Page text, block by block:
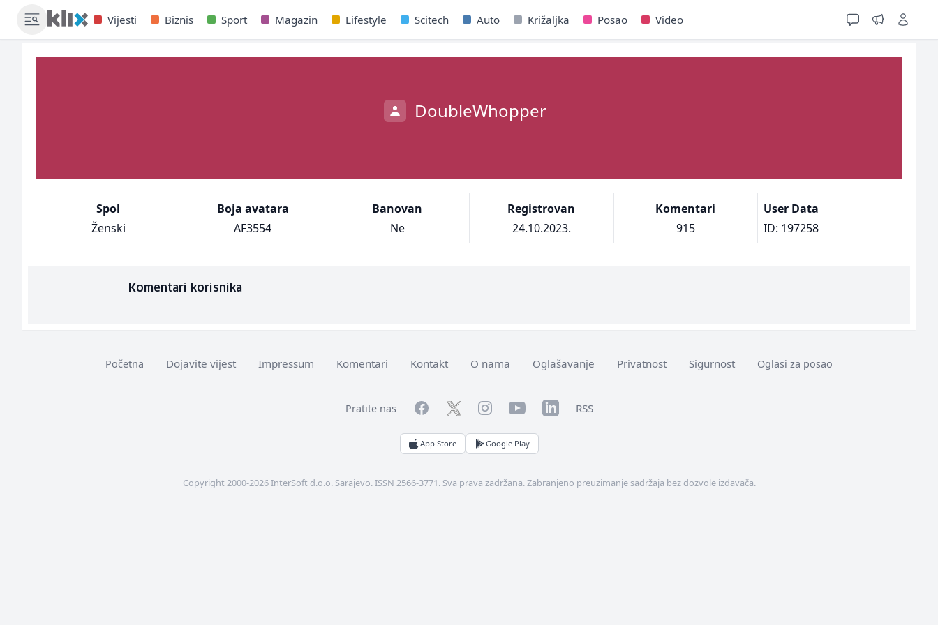
Vijesti Biznis Sport Magazin Lifestyle Scitech Auto Križaljka Posao Video
DoubleWhopper
Spol
Ženski
Boja avatara
AF3554
Banovan
Ne
Registrovan
24.10.2023.
Komentari
915
User Data
ID: 197258
Komentari korisnika
Početna Dojavite vijest Impressum Komentari Kontakt O nama Oglašavanje Privatnost Sigurnost Oglasi za posao
Pratite nas FacebookTwitterInstagramYouTubeLinkedInRSS
App Store Google Play
Copyright 2000-2026 InterSoft d.o.o. Sarajevo. ISSN 2566-3771. Sva prava zadržana. Zabranjeno preuzimanje sadržaja bez dozvole izdavača.